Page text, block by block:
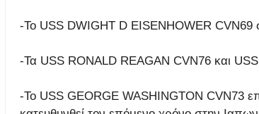
-Το USS DWIGHT D EISENHOWER
-Τα USS RONALD REAGAN CVN76 και
-Το USS GEORGE WASHINGTON CVN73